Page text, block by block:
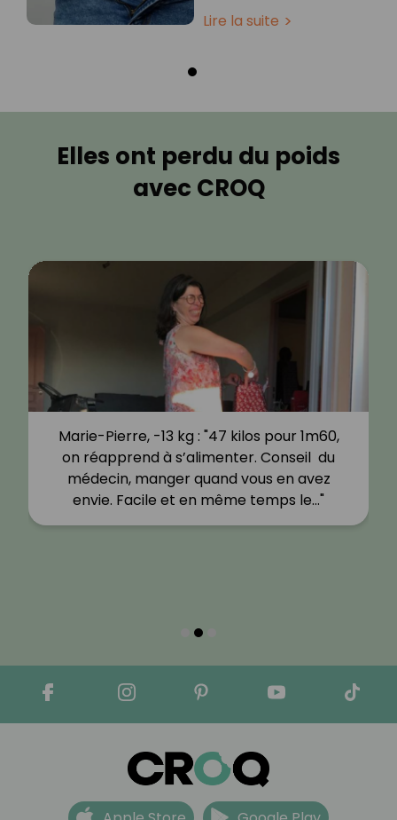
Lire la suite
Elles ont perdu du poids
avec CROQ
Marie-Pierre, -13 kg : "47 kilos pour 1m60,
on réapprend à s’alimenter. Conseil du
médecin, manger quand vous en avez
envie. Facile et en même temps le…"